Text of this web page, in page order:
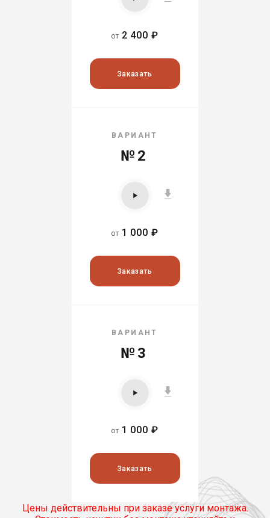
от 2 400 ₽
Заказать
ВАРИАНТ
№2
от 1 000 ₽
Заказать
ВАРИАНТ
№3
от 1 000 ₽
Заказать
Цены действительны при заказе услуги монтажа.